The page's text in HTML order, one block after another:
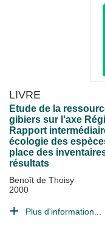
LIVRE
Etude de la
gibiers sur l'axe
Rapport
écologie des
place des
résultats
Benoît de Thoisy
2000
Plus d'information...